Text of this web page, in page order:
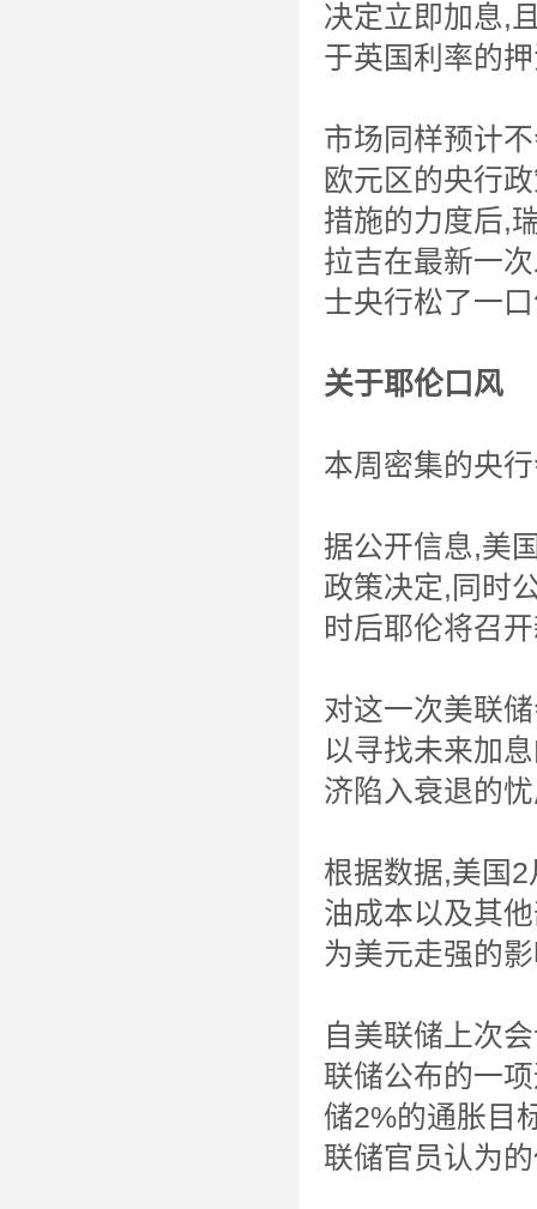
决定立即加息,
于英国利率的
市场同样预计
欧元区的央行
措施的力度后,
拉吉在最新一
士央行松了一
关于耶伦口风
本周密集的央
据公开信息,美
政策决定,同时
时后耶伦将召
对这一次美联
以寻找未来加
济陷入衰退的
根据数据,美国
油成本以及其
为美元走强的
自美联储上次
联储公布的一
储2%的通胀目
联储官员认为